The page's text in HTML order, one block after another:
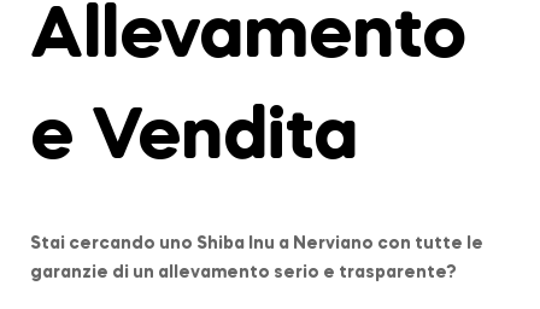
Allevamento
e Vendita
Stai cercando uno Shiba Inu a Nerviano con tutte le
garanzie di un allevamento serio e trasparente?